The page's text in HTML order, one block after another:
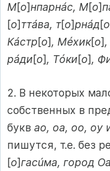
М[о]нпарнáс, М[о]
[о]ттáва, т[о]рнáд[о
Кáстр[о], Мéхик[о]
рáди[о], Тóки[о],
2. В некоторых
собственных в
букв ао, оа, оо, оу
пишутся, т.е. без
[о]гасúма, город